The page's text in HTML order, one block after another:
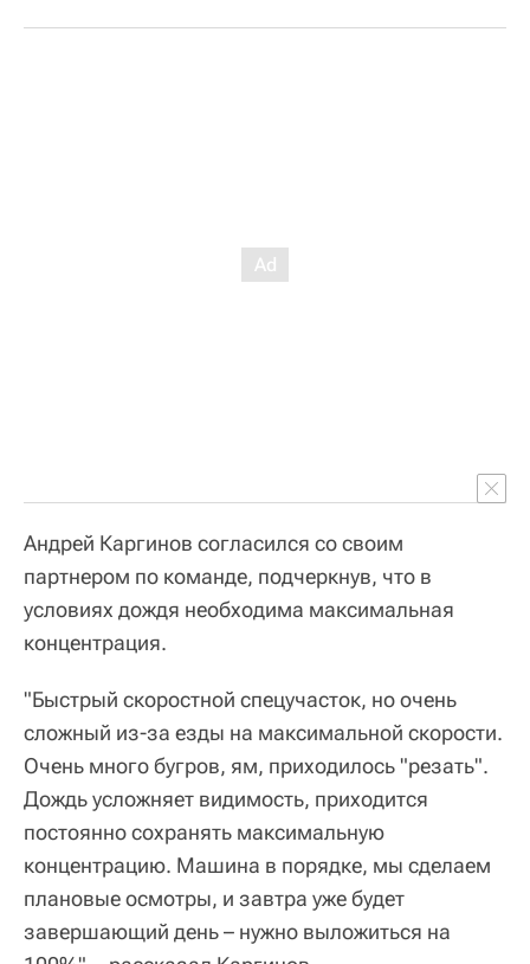
Андрей Каргинов согласился со своим
партнером по команде, подчеркнув, что в
условиях дождя необходима максимальная
концентрация.
"Быстрый скоростной спецучасток, но очень
сложный из-за езды на максимальной скорости.
Очень много бугров, ям, приходилось "резать".
Дождь усложняет видимость, приходится
постоянно сохранять максимальную
концентрацию. Машина в порядке, мы сделаем
плановые осмотры, и завтра уже будет
завершающий день – нужно выложиться на